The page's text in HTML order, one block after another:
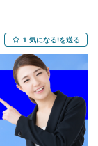
解、ユーザー問い
の業務アプリ保守
ため ・業務SEタイ
明する必要がある
と新商品追加時の
ない人：セールス
ットワーク軽く動
視されるため -=-=-
： EC2、ECS、
スキル】： ＜必須
の静的言語開発経
WEBシステム開発
開発のご経験 ・
のご経験 ＜尚可＞
ラム開発の経験 ・
・自社サービスの
験 ・Rustでのプロ
1 気になる!を送る